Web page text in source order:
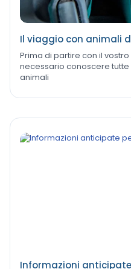
Il viaggio con animali
Prima di partire con il
necessario conoscere
animali
Informazioni